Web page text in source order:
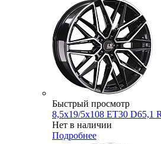
Быстрый просмотр
8,5x19/5x108 ET30 D65,1
Нет в наличии
Подробнее